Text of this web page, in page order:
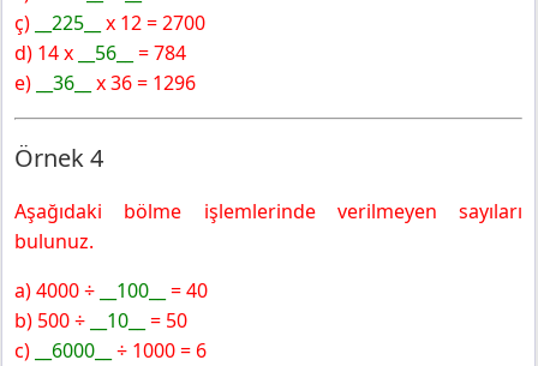
ç)
__225__
x 12 = 2700
d) 14 x
__56__
= 784
e)
__36 x 36 = 1296
Örnek 4
Aşağıdaki bölme işlemlerinde verilmeyen sayıları
bulunuz.
a) 4000 ÷
__100
= 40
b) 500 ÷
__10
= 50
c)
__6000
÷ 1000 = 6